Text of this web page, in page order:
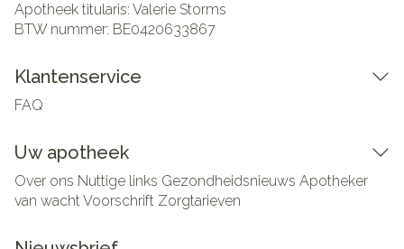
Apotheek titularis: Valerie Storms
BTW nummer: BE0420633867
Klantenservice
FAQ
Uw apotheek
Over ons Nuttige links Gezondheidsnieuws Apotheker
van wachtVoorschrift Zorgtarieven